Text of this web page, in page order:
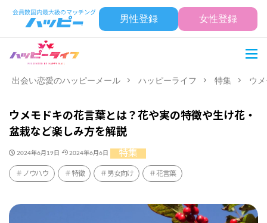
男性登録 女性登録
出会い恋愛のハッピーメール ハッピーライフ 特集 ウ
ウメモドキの花言葉とは？花や実の特徴や生け花・
盆栽など楽しみ方を解説
2024年6月19日 2024年6月6日 特集
ノウハウ 特徴 男女向け 花言葉